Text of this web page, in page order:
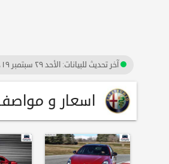
آخر تحديث للبيانات: الأحد ٢٩ سبتمبر ٢٠١٩
اسعار و مواصفات